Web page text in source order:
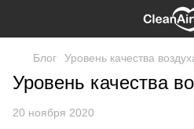
Блог Уровень качества
Уровень качества
20 ноября 2020